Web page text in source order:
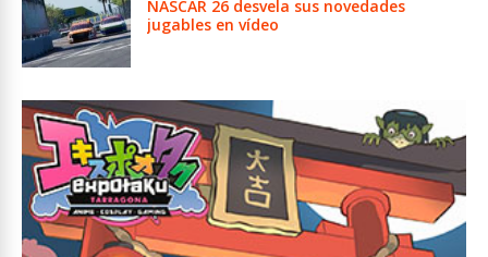
NASCAR 26 desvela sus novedades
jugables en vídeo